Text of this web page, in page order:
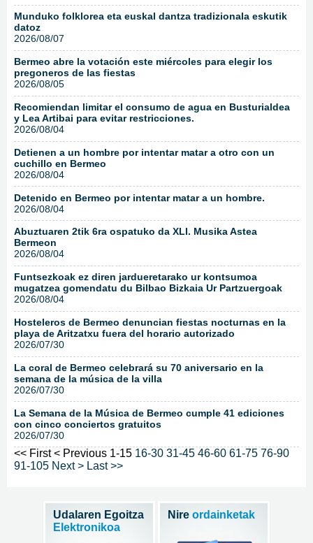
Munduko folklorea eta euskal dantza tradizionala eskutik
datoz
2026/08/07
Bermeo abre la votación este miércoles para elegir los
pregoneros de las fiestas
2026/08/05
Recomiendan limitar el consumo de agua en Busturialdea
y Lea Artibai para evitar restricciones.
2026/08/04
Detienen a un hombre por intentar matar a otro con un
cuchillo en Bermeo
2026/08/04
Detenido en Bermeo por intentar matar a un hombre.
2026/08/04
Abuztuaren 2tik 6ra ospatuko da XLI. Musika Astea
Bermeon
2026/08/04
Funtsezkoak ez diren jardueretarako ur kontsumoa
mugatzea gomendatu du Bilbao Bizkaia Ur Partzuergoak
2026/08/04
Hosteleros de Bermeo denuncian fiestas nocturnas en la
playa de Aritzatxu fuera del horario autorizado
2026/07/30
La coral de Bermeo celebrará su 70 aniversario en la
semana de la música de la villa
2026/07/30
La Semana de la Música de Bermeo cumple 41 ediciones
con cinco conciertos gratuitos
2026/07/30
<< First < Previous 1-15 16-30 31-45 46-60 61-75 76-90
91-105 Next > Last >>
Udalaren Egoitza
Elektronikoa
Nire ordainketak